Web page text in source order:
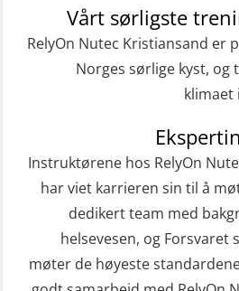
(OBSBLE044)
HLO/MOB/Søk- og
HLO/Søk &
– repetisjon
Pustelunge
ROC sertifikat
(GMDSS) (ORC102)
ROC sertifikat
STCW Grunnkurs
(MBSBLE022)
STCW
båt (HMOB) (MSE100)
STCW
Vårt sørligste
RelyOn Nutec Kristiansand er
Norges sørlige kyst,
klimaet
Instruktørene hos RelyOn
har viet karrieren sin til å
dedikert team med
helsevesen, og Forsvaret
møter de høyeste